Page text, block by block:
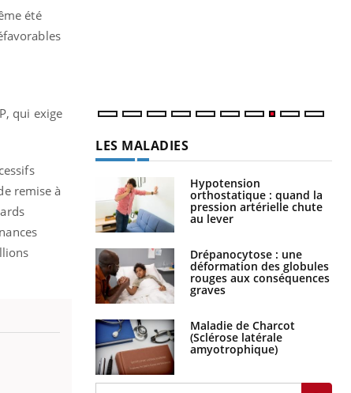
été
qui exige
remise à
LES MALADIES
Hypotension
orthostatique : quand la
pression artérielle chute
au lever
Drépanocytose : une
déformation des globules
rouges aux conséquences
graves
Maladie de Charcot
(Sclérose latérale
amyotrophique)